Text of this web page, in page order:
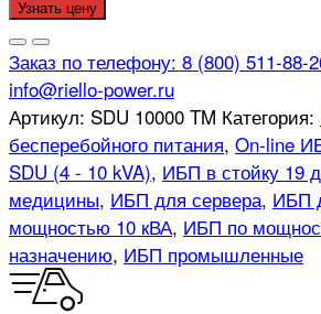
Узнать цену
Заказ по телефону: 8 (800) 511-88-
info@riello-power.ru
Артикул: SDU 10000 TM Категория:
бесперебойного питания, On-line
SDU (4 - 10 kVA), ИБП в стойку 19
медицины, ИБП для сервера, ИБП
мощностью 10 кВА, ИБП по
назначению, ИБП промышленные